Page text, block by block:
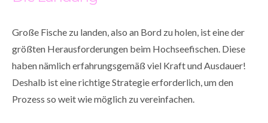
Große Fische zu landen, also an Bord zu holen, ist eine der
größten Herausforderungen beim Hochseefischen. Diese
haben nämlich erfahrungsgemäß viel Kraft und Ausdauer!
Deshalb ist eine richtige Strategie erforderlich, um den
Prozess so weit wie möglich zu vereinfachen.